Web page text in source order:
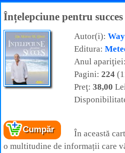
Înțelepciune pentru succes
Cumpăr
Autor(i):
Editura:
Anul apariţiei:
Pagini: 224
Preţ: 38,00 Lei
În această
o multitudine de informații care